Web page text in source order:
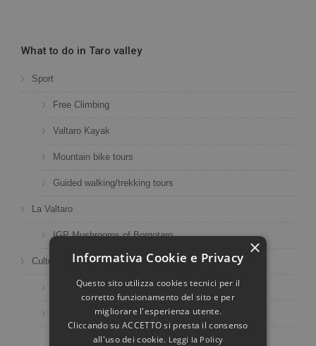
What to do in Taro valley
Sport
Free Climbing
Valtaro Kayak
Mountain bike tours
Guided walking/trekking tours
La Valtaro
IGP Mushrooms of Borgotaro
Culture
Planetarium of Bedonia
Episcopal seminary of Bedonia
×
Informativa Cookie e Privacy
Questo sito utilizza cookies tecnici per il
corretto funzionamento del sito e per
migliorare l'esperienza utente.
Cliccando su ACCETTO si presta il consenso
all'uso dei cookie. Leggi la Policy